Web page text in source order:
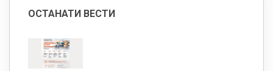
ОСТАНАТИ ВЕСТИ